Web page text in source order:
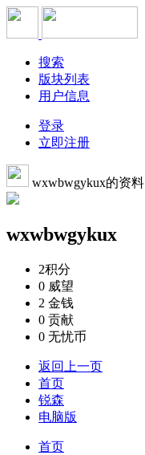
搜索
版块列表
用户信息
登录
立即注册
wxwbwgykux的资料
wxwbwgykux
2积分
0 威望
2 金钱
0 贡献
0 无忧币
返回上一页
首页
锐森
电脑版
首页